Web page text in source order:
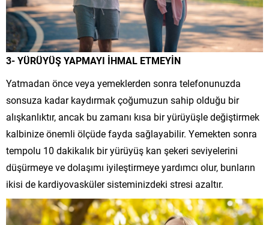
3- YÜRÜYÜŞ YAPMAYI İHMAL ETMEYİN
Yatmadan önce veya yemeklerden sonra telefonunuzda
sonsuza kadar kaydırmak çoğumuzun sahip olduğu bir
alışkanlıktır, ancak bu zamanı kısa bir yürüyüşle değiştirmek
kalbinize önemli ölçüde fayda sağlayabilir. Yemekten sonra
tempolu 10 dakikalık bir yürüyüş kan şekeri seviyelerini
düşürmeye ve dolaşımı iyileştirmeye yardımcı olur, bunların
ikisi de kardiyovasküler sisteminizdeki stresi azaltır.